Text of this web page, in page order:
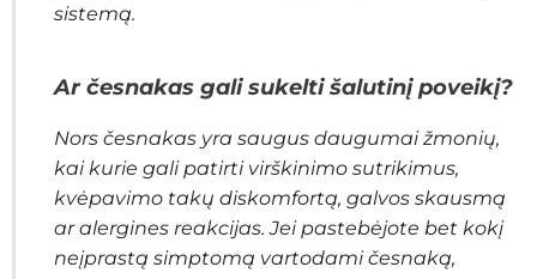
sistemą.
Ar česnakas gali sukelti šalutinį poveikį?
Nors česnakas yra saugus daugumai žmonių,
kai kurie gali patirti virškinimo sutrikimus,
kvėpavimo takų diskomfortą, galvos skausmą
ar alergines reakcijas. Jei pastebėjote bet kokį
neįprastą simptomą vartodami česnaką,